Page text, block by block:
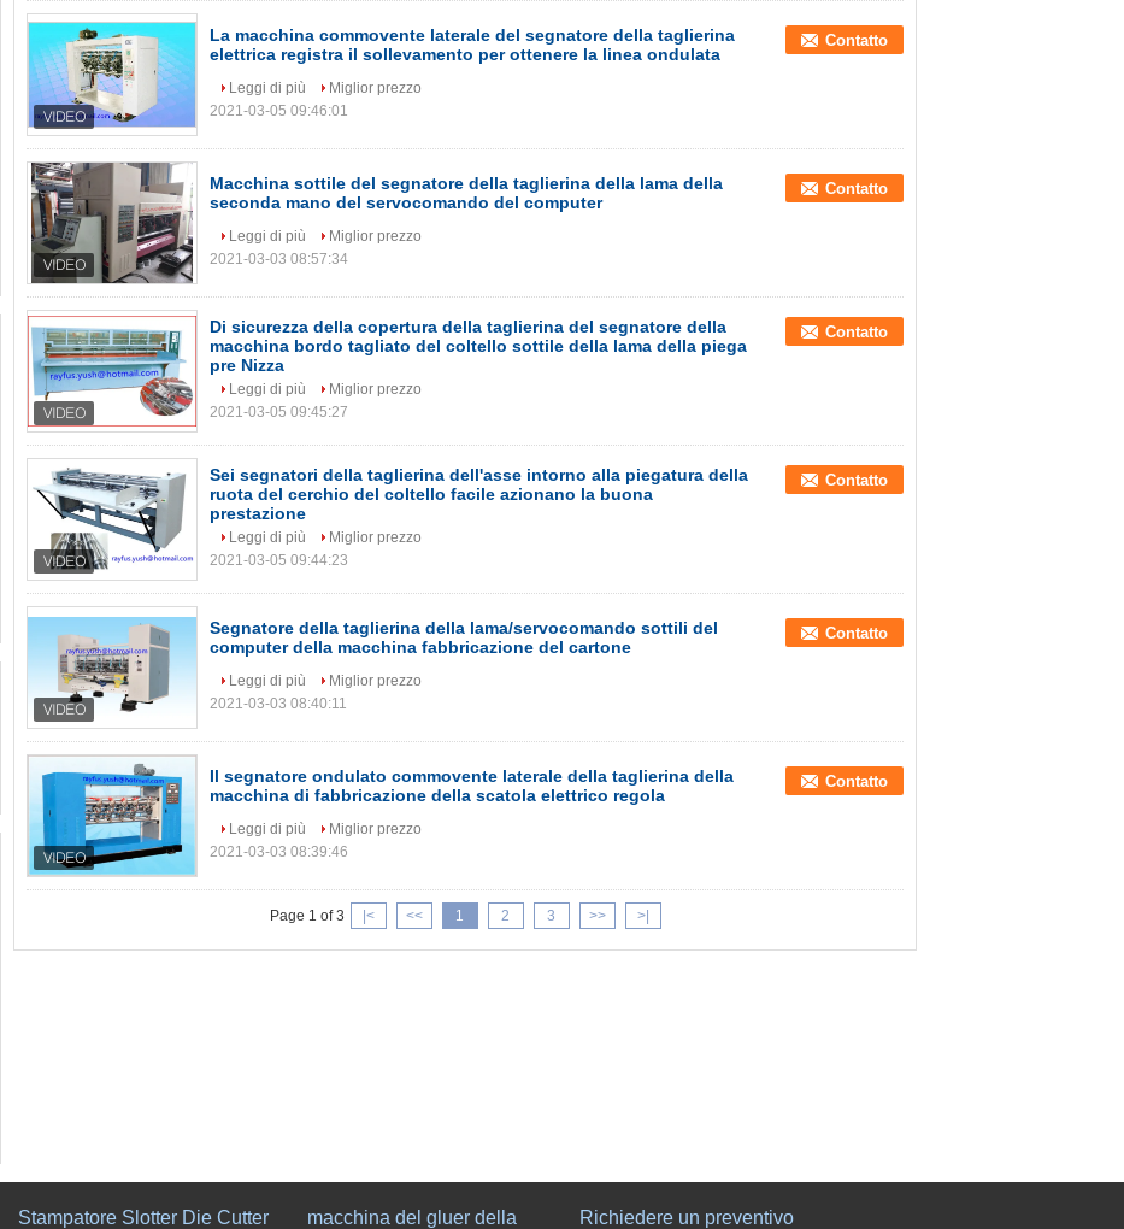
La macchina commovente laterale del segnatore della taglierina
elettrica registra il sollevamento per ottenere la linea ondulata
Contatto
Leggi di più
Miglior prezzo
2021-03-05 09:46:01
Macchina sottile del segnatore della taglierina della lama della
seconda mano del servocomando del computer
Contatto
Leggi di più
Miglior prezzo
2021-03-03 08:57:34
Di sicurezza della copertura della taglierina del segnatore della
macchina bordo tagliato del coltello sottile della lama della piega
pre Nizza
Contatto
Leggi di più
Miglior prezzo
2021-03-05 09:45:27
Sei segnatori della taglierina dell'asse intorno alla piegatura della
ruota del cerchio del coltello facile azionano la buona
prestazione
Contatto
Leggi di più
Miglior prezzo
2021-03-05 09:44:23
Segnatore della taglierina della lama/servocomando sottili del
computer della macchina fabbricazione del cartone
Contatto
Leggi di più
Miglior prezzo
2021-03-03 08:40:11
Il segnatore ondulato commovente laterale della taglierina della
macchina di fabbricazione della scatola elettrico regola
Contatto
Leggi di più
Miglior prezzo
2021-03-03 08:39:46
Page 1 of 3 |< << 1 2 3 >> >|
Stampatore Slotter Die Cutter macchina del gluer della Richiedere un preventivo